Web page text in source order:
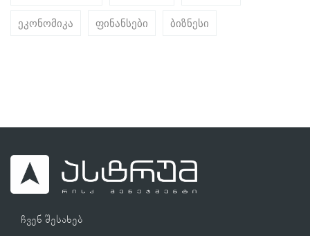
ეკონომიკა ფინანსები ბიზნესი
ჩვენ შესახებ